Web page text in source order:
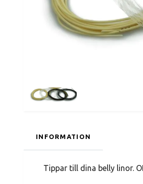
INFORMATION
Tippar till dina belly linor.